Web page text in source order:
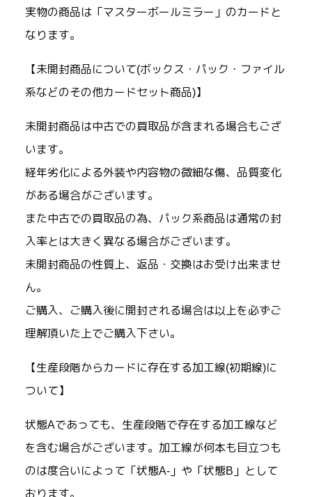
実物の商品は「マスターボールミラー」のカードと
なります。
【未開封商品について(ボックス・パック・ファイル
系などのその他カードセット商品)】
未開封商品は中古での買取品が含まれる場合もござ
います。
経年劣化による外装や内容物の微細な傷、品質変化
がある場合がございます。
また中古での買取品の為、パック系商品は通常の封
入率とは大きく異なる場合がございます。
未開封商品の性質上、返品・交換はお受け出来ませ
ん。
ご購入、ご購入後に開封される場合は以上を必ずご
理解頂いた上でご購入下さい。
【生産段階からカードに存在する加工線(初期線)に
ついて】
状態Aであっても、生産段階で存在する加工線など
を含む場合がございます。加工線が何本も目立つも
のは度合いによって「状態A-」や「状態B」として
おります。